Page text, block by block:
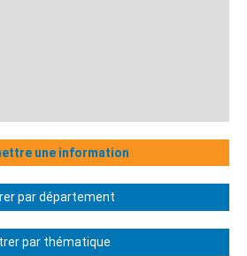
une information
par département
par thématique